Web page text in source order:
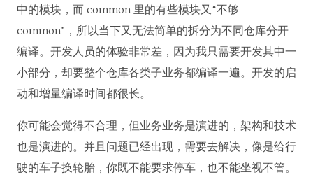
中的模块，而 common 里的有些模块又“不够
common”，所以当下又无法简单的拆分为不同仓库分开
编译。开发人员的体验非常差，因为我只需要开发其中一
小部分，却要整个仓库各类子业务都编译一遍。开发的启
动和增量编译时间都很长。
你可能会觉得不合理，但业务业务是演进的，架构和技术
也是演进的。并且问题已经出现，需要去解决，像是给行
驶的车子换轮胎，你既不能要求停车，也不能坐视不管。